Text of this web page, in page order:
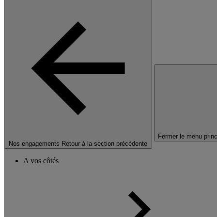
Nos engagements Retour à la section précédente
Fermer le menu
A vos côtés